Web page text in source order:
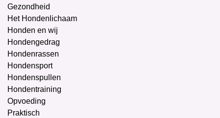
Gezondheid
Het Hondenlichaam
Honden en wij
Hondengedrag
Hondenrassen
Hondensport
Hondenspullen
Hondentraining
Opvoeding
Praktisch